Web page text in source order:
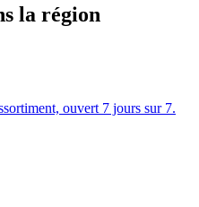
la région
ouvert 7 jours sur 7.